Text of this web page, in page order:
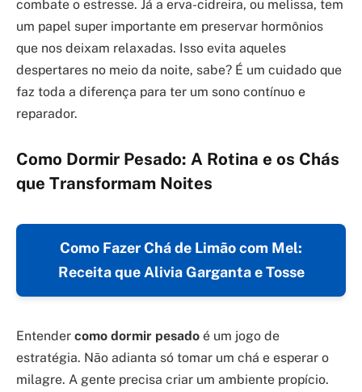
combate o estresse. Já a erva-cidreira, ou melissa, tem
um papel super importante em preservar hormônios
que nos deixam relaxadas. Isso evita aqueles
despertares no meio da noite, sabe? É um cuidado que
faz toda a diferença para ter um sono contínuo e
reparador.
Como Dormir Pesado: A Rotina e os Chás
que Transformam Noites
Como Fazer Chá de Limão com Mel:
Receita que Alivia Garganta e Tosse
Entender como dormir pesado é um jogo de
estratégia. Não adianta só tomar um chá e esperar o
milagre. A gente precisa criar um ambiente propício.